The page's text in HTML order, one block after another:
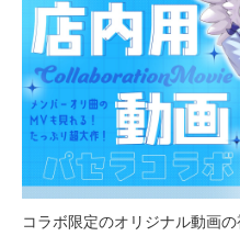
コラボ限定のオリジナル動画の